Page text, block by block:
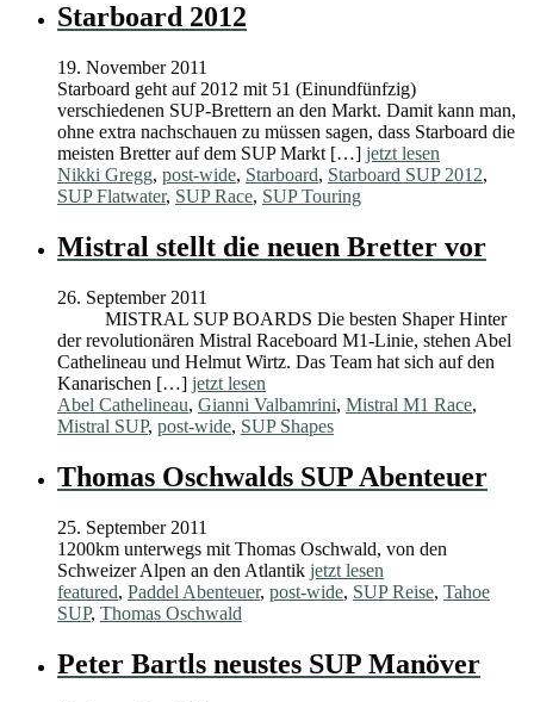
Starboard 2012
19. November 2011
Starboard geht auf 2012 mit 51 (Einundfünfzig)
verschiedenen SUP-Brettern an den Markt. Damit kann man,
ohne extra nachschauen zu müssen sagen, dass Starboard die
meisten Bretter auf dem SUP Markt […] jetzt lesen
Nikki Gregg, post-wide, Starboard, Starboard SUP 2012,
SUP Flatwater, SUP Race, SUP Touring
Mistral stellt die neuen Bretter vor
26. September 2011
MISTRAL SUP BOARDS Die besten Shaper Hinter
der revolutionären Mistral Raceboard M1-Linie, stehen Abel
Cathelineau und Helmut Wirtz. Das Team hat sich auf den
Kanarischen […] jetzt lesen
Abel Cathelineau, Gianni Valbamrini, Mistral M1 Race,
Mistral SUP, post-wide, SUP Shapes
Thomas Oschwalds SUP Abenteuer
25. September 2011
1200km unterwegs mit Thomas Oschwald, von den
Schweizer Alpen an den Atlantik jetzt lesen
featured, Paddel Abenteuer, post-wide, SUP Reise, Tahoe
SUP, Thomas Oschwald
Peter Bartls neustes SUP Manöver